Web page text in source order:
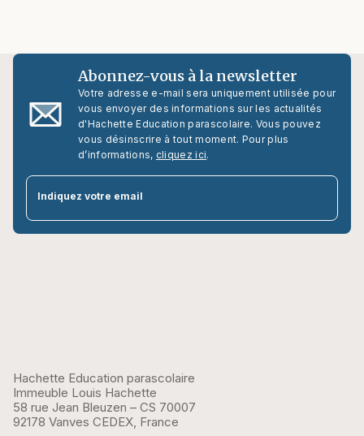
Abonnez-vous à la newsletter
Votre adresse e-mail sera uniquement utilisée pour
vous envoyer des informations sur les actualités
d'Hachette Education parascolaire. Vous pouvez
vous désinscrire à tout moment. Pour plus
d’informations, cliquez ici.
Indiquez votre email
Hachette Education parascolaire
Immeuble Louis Hachette
58 rue Jean Bleuzen – CS 70007
92178 Vanves CEDEX, France